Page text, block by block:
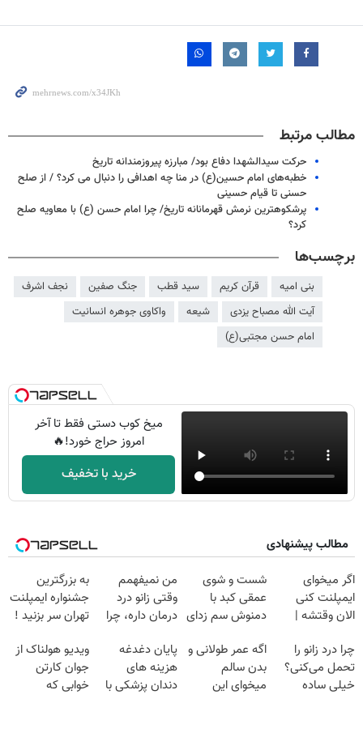
مطالب مرتبط
حرکت سیدالشهدا دفاع بود/ مبارزه پیروزمندانه تاریخ
خطبه‌های امام حسین(ع) در منا چه اهدافی را دنبال می کرد؟ / از صلح
حسنی تا قیام حسینی
پرشکوهترین نرمش قهرمانانه تاریخ/ چرا امام حسن (ع) با معاویه صلح
کرد؟
برچسب‌ها
بنی امیه قرآن کریم سید قطب جنگ صفین
نجف اشرف
آیت الله مصباح یزدی
شیعه
واکاوی جوهره انسانیت
امام حسن مجتبی(ع)
میخ کوب دستی فقط تا آخر
امروز حراج خورد!🔥
خرید با تخفیف
مطالب پیشنهادی
اگر میخوای
ایمپلنت کنی
الان وقتشه |
میلیون تومان!!!
شست و شوی
عمقی کبد با
دمنوش سم زدای
من نمیفهمم
وقتی زانو درد
درمان داره، چرا
تحمل میکنی؟❗
به بزرگترین
جشنواره ایمپلنت
تهران سر بزنید !
میلیون !
چرا درد زانو را
تحمل می‌کنی؟
خیلی ساده
اگه عمر طولانی و
بدن سالم
میخوای این
پایان دغدغه
هزینه های
دندان پزشکی با
ویدیو هولناک از
جوان کارتن
خوابی که